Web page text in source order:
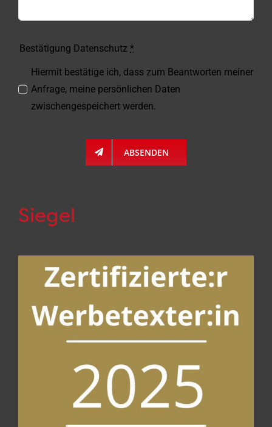
Bestätigung Datenschutz *
Hiermit bestätige ich, dass zum Beantworten meiner
Anfrage, meine persönlichen Daten
zwischengespeichert werden.
ABSENDEN
Siegel